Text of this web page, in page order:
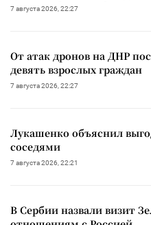
7 августа 2026, 22:27
От атак дронов на ДНР
девять взрослых граждан
7 августа 2026, 22:27
Лукашенко объяснил
соседями
7 августа 2026, 22:21
В Сербии назвали визит